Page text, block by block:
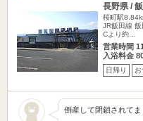
長野県 /
桜町駅
JR飯田線
Cより約…
営業時間
入浴料金
日帰り
倒産して閉鎖されてま